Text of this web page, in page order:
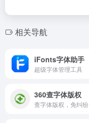
相关导航
iFonts字体助手
超级字体管理工具
360查字体版权
查字体版权，免纠纷